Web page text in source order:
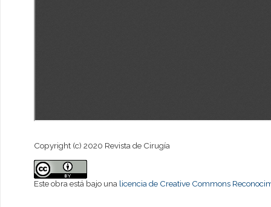
Copyright (c) 2020 Revista de Cirugía
Este obra está bajo una licencia de Creative Commons